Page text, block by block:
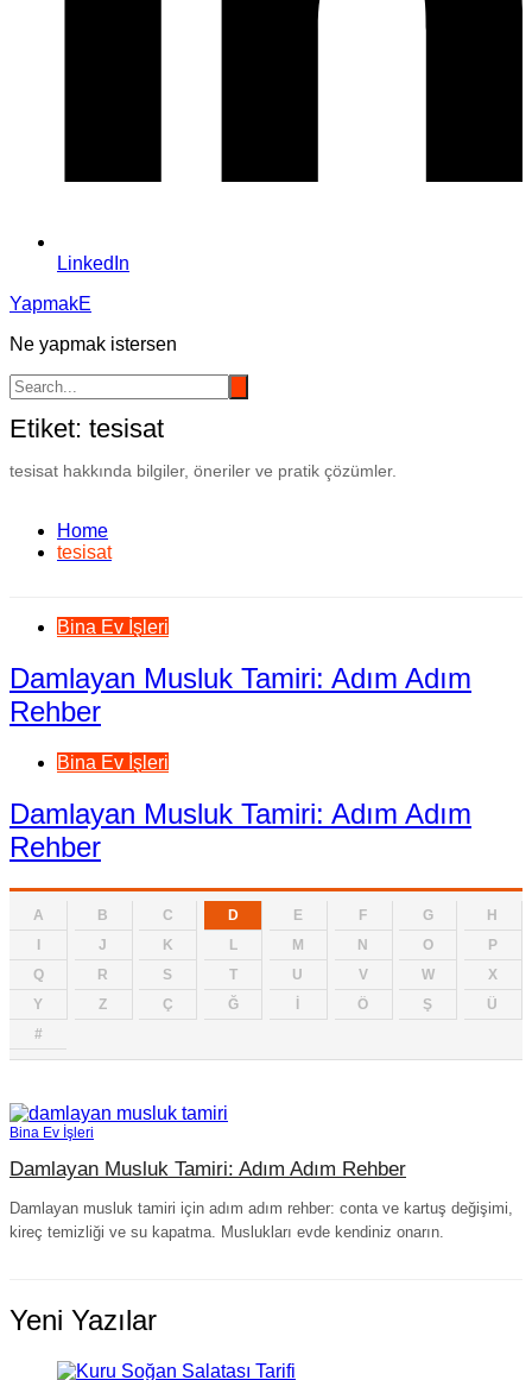
LinkedIn
YapmakE
Ne yapmak istersen
Etiket: tesisat
tesisat hakkında bilgiler, öneriler ve pratik çözümler.
Home
tesisat
Bina Ev İşleri
Damlayan Musluk Tamiri: Adım Adım
Rehber
Bina Ev İşleri
Damlayan Musluk Tamiri: Adım Adım
Rehber
A B C D E F G
H
J K L M N O
P
Q
R S T U V W
X
Y
Z Ç Ğ Ö Ş
Ü
#
Bina Ev İşleri
Damlayan Musluk Tamiri: Adım Adım Rehber
Damlayan musluk tamiri için adım adım rehber: conta ve kartuş değişimi,
kireç temizliği ve su kapatma. Muslukları evde kendiniz onarın.
Yeni Yazılar